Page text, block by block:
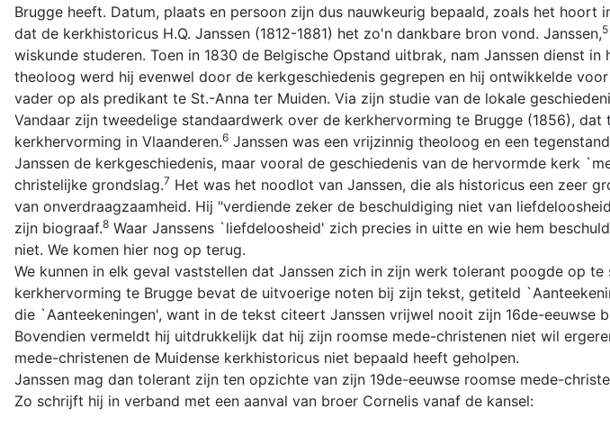
Brugge heeft. Datum, plaats en persoon zijn dus nauwkeurig bepaald, zoals het
dat de kerkhistoricus H.Q. Janssen (1812-1881) het zo'n dankbare bron vond. Janssen,5
wiskunde studeren. Toen in 1830 de Belgische Opstand uitbrak, nam Janssen dienst
theoloog werd hij evenwel door de kerkgeschiedenis gegrepen en hij ontwikkelde
vader op als predikant te St.-Anna ter Muiden. Via zijn studie van de lokale
Vandaar zijn tweedelige standaardwerk over de kerkhervorming te Brugge (1856),
kerkhervorming in Vlaanderen.6 Janssen was een vrijzinnig theoloog en een
Janssen de kerkgeschiedenis, maar vooral de geschiedenis van de hervormde kerk
christelijke grondslag.7 Het was het noodlot van Janssen, die als historicus een zeer
van onverdraagzaamheid. Hij "verdiende zeker de beschuldiging niet van
zijn biograaf.8 Waar Janssens `liefdeloosheid' zich precies in uitte en wie hem
niet. We komen hier nog op terug.
We kunnen in elk geval vaststellen dat Janssen zich in zijn werk tolerant poogde op
kerkhervorming te Brugge bevat de uitvoerige noten bij zijn tekst, getiteld
die `Aanteekeningen', want in de tekst citeert Janssen vrijwel nooit zijn 16de-
Bovendien vermeldt hij uitdrukkelijk dat hij zijn roomse mede-christenen niet wil
mede-christenen de Muidense kerkhistoricus niet bepaald heeft geholpen.
Janssen mag dan tolerant zijn ten opzichte van zijn 19de-eeuwse roomse mede-
Zo schrijft hij in verband met een aanval van broer Cornelis vanaf de kansel: